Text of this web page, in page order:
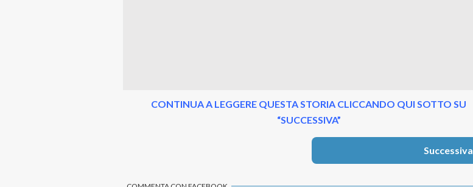
CONTINUA A LEGGERE QUESTA STORIA CLICCANDO QUI SOTTO SU
“SUCCESSIVA”
Successiva